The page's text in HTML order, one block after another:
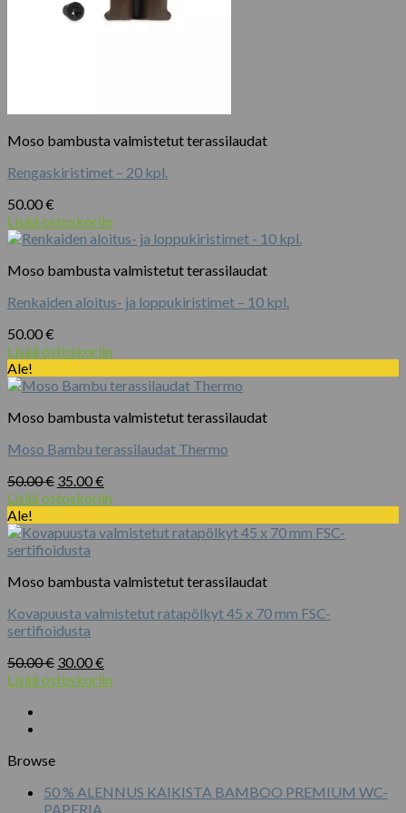
Moso bambusta valmistetut terassilaudat
Rengaskiristimet – 20 kpl.
50.00€
Lisää ostoskoriin
Moso bambusta valmistetut terassilaudat
Renkaiden aloitus- ja loppukiristimet – 10 kpl.
50.00€
Lisää ostoskoriin
Ale!
Moso bambusta valmistetut terassilaudat
Moso Bambu terassilaudat Thermo
50.00€ Alkuperäinen
hinta
50.00 €.
35.00€
hinta
35.00 €.
Lisää ostoskoriin
Ale!
Moso bambusta valmistetut terassilaudat
Kovapuusta valmistetut ratapölkyt 45 x 70 mm FSC-
sertifioidusta
50.00€ Alkuperäinen
hinta
30.00€
hinta
Lisää ostoskoriin
Browse
50 % ALENNUS KAIKISTA BAMBOO PREMIUM WC-
PAPERIA